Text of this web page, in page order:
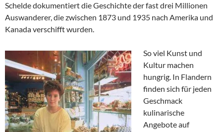
Schelde dokumentiert die Geschichte der fast drei Millionen
Auswanderer, die zwischen 1873 und 1935 nach Amerika und
Kanada verschifft wurden.
So viel Kunst und
Kultur machen
hungrig. In Flandern
finden sich für jeden
Geschmack
kulinarische
Angebote auf